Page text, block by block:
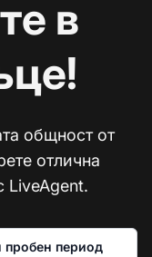
в
общност от
отлична
LiveAgent.
пробен период